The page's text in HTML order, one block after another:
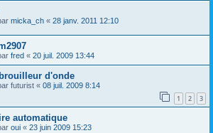
micka_ch « 28 janv. 2011 12:10
fred « 20 juil. 2009 13:44
d'onde
futurist « 08 juil. 2009 8:14
1 2 3
automatique
oui « 23 juin 2009 15:23